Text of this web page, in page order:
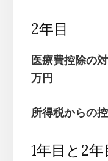
2年目
医療費控除の
万円
所得税からの
1年目と2